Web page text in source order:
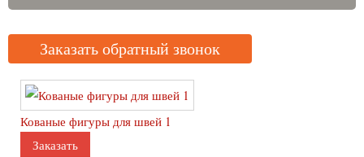
Заказать обратный звонок
Кованые фигуры для швей 1
Заказать
Стиль
Табуретки
Стеллаж
Пуфики
Кованые предметы интерьера